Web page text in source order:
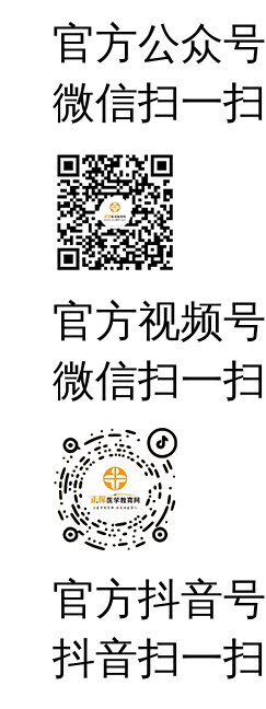
官方公众号
微信扫一扫
官方视频号
微信扫一扫
官方抖音号
抖音扫一扫